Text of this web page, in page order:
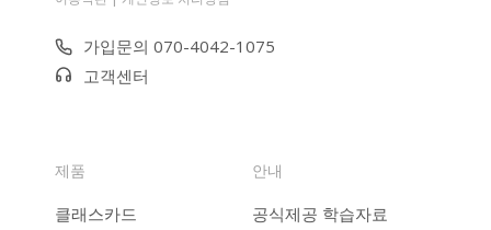
가입문의 070-4042-1075
고객센터
제품
클래스카드
안내
공식제공 학습자료